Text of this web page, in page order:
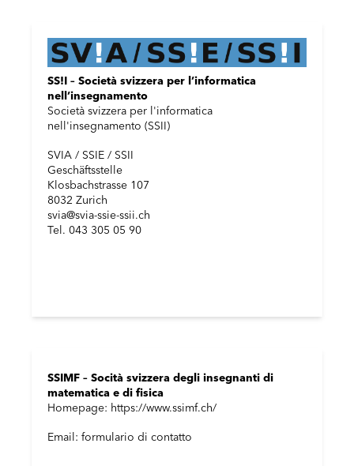
SS!I – Società svizzera per l’informatica
nell’insegnamento
Società svizzera per l'informatica
nell'insegnamento (SSII)
SVIA / SSIE / SSII
Geschäftsstelle
Klosbachstrasse 107
8032 Zurich
svia@svia-ssie-ssii.ch
Tel. 043 305 05 90
SSIMF – Socità svizzera degli insegnanti di
matematica e di fisica
Homepage: https://www.ssimf.ch/
Email: formulario di contatto